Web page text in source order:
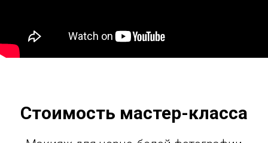
Стоимость мастер-класса